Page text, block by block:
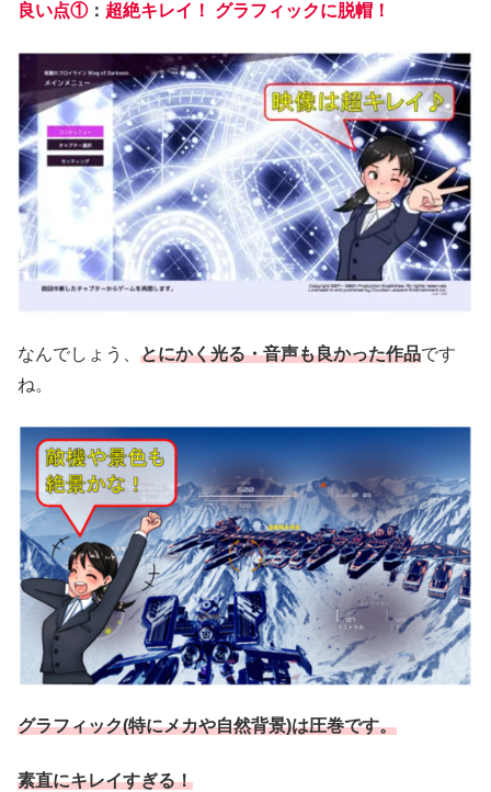
良い点①： 超絶キレイ！ グラフィックに脱帽！
なんでしょう、 とにかく光る・音声も良かった作品です
ね。
グラフィック(特にメカや自然背景)は圧巻です。
素直にキレイすぎる！